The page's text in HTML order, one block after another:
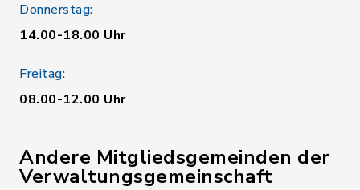
Donnerstag:
14.00-18.00 Uhr
Freitag:
08.00-12.00 Uhr
Andere Mitgliedsgemeinden der
Verwaltungsgemeinschaft